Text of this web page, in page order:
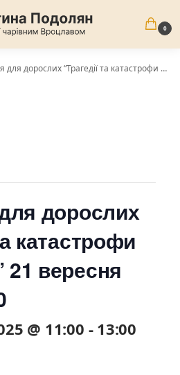
0
“Трагедії та катастрофи Вроцлава” 21 вересня 11:00-13:00
дорослих
катастрофи
вересня
@ 11:00 - 13:00